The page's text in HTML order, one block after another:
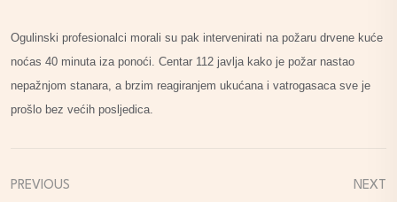
Ogulinski profesionalci morali su pak intervenirati na požaru drvene kuće
noćas 40 minuta iza ponoći. Centar 112 javlja kako je požar nastao
nepažnjom stanara, a brzim reagiranjem ukućana i vatrogasaca sve je
prošlo bez većih posljedica.
PREVIOUS
NEXT